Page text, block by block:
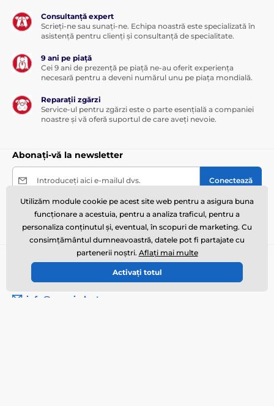
Consultanță expert
Scrieți-ne sau sunați-ne. Echipa noastră este specializată în
asistență pentru clienți și consultanță de specialitate.
9 ani pe piață
Cei 9 ani de prezență pe piață ne-au oferit experiența
necesară pentru a deveni numărul unu pe piața mondială.
Reparații zgărzi
Service-ul pentru zgărzi este o parte esențială a companiei
noastre și vă oferă suportul de care aveți nevoie.
Abonați-vă la newsletter
Introduceți aici e-mailul dvs. Conectează
Prin trimiterea formularului sunt de acord cu
prelucrarea datelor cu caracter personal
Aveți nevoie de sfat offline
Serviciul pentru clienți vă stă la dispoziție
info@zgarzi-electro.ro
Utilizăm module cookie pe acest site web pentru a asigura buna
funcționare a acestuia, pentru a analiza traficul, pentru a
personaliza conținutul și, eventual, în scopuri de marketing. Cu
consimțământul dumneavoastră, datele pot fi partajate cu
partenerii noștri. Aflați mai multe
Activați totul